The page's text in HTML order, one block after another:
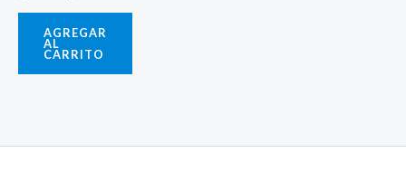
AGREGAR
AL
CARRITO